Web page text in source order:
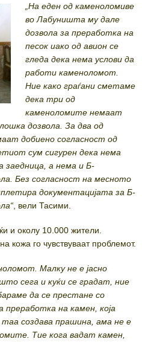
„На еден од каменоломиве
во Лабуништа му дале
дозвола за преработка на
песок иако од авион се
гледа дека нема услови да
работи каменоломот.
Ние како граѓани сметаме
дека три од
каменоломите немаат
дозвола. За два од
добиено согласност од
сум сигурен дека нема
заедница, а нема и Б-
Без согласност на месното
документацијата за Б-
, вели Тасими.
и околу 10.000 жители.
кожа го чувствуваат проблемот.
Малку не е јасно
сега и куќи се градат, ние
да се престане со
на камен, која
создава прашина, ама не е
Тие кога вадат камен,